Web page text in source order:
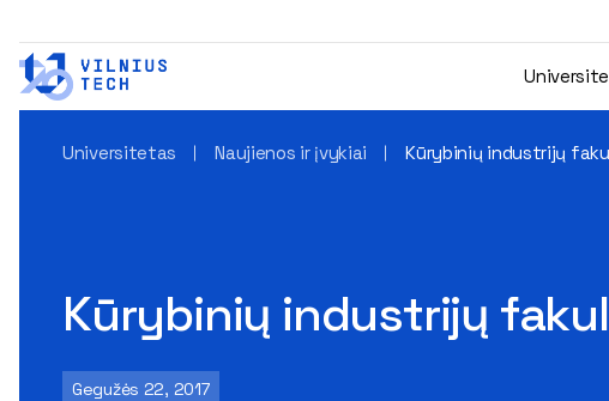
Universitetas Naujienos ir įvykiai Kūrybinių industrijų
Kūrybinių industrijų
Gegužės 22, 2017